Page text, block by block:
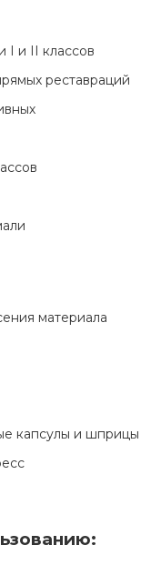
I и II классов
реставраций
материала
капсулы и шприцы